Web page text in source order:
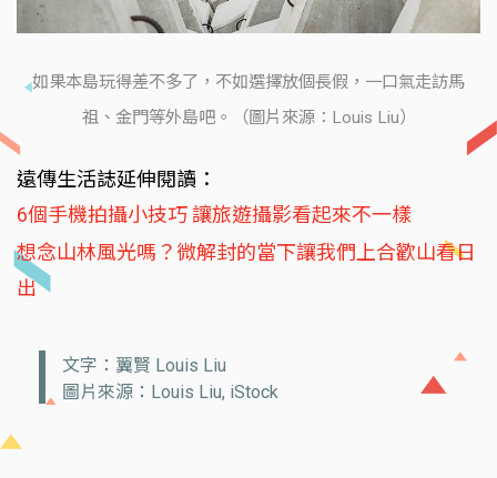
如果本島玩得差不多了，不如選擇放個長假，一口氣走訪馬
祖、金門等外島吧。（圖片來源：Louis Liu）
遠傳生活誌延伸閱讀：
6個手機拍攝小技巧 讓旅遊攝影看起來不一樣
想念山林風光嗎？微解封的當下讓我們上合歡山看日
出
文字：翼賢 Louis Liu
圖片來源：Louis Liu, iStock